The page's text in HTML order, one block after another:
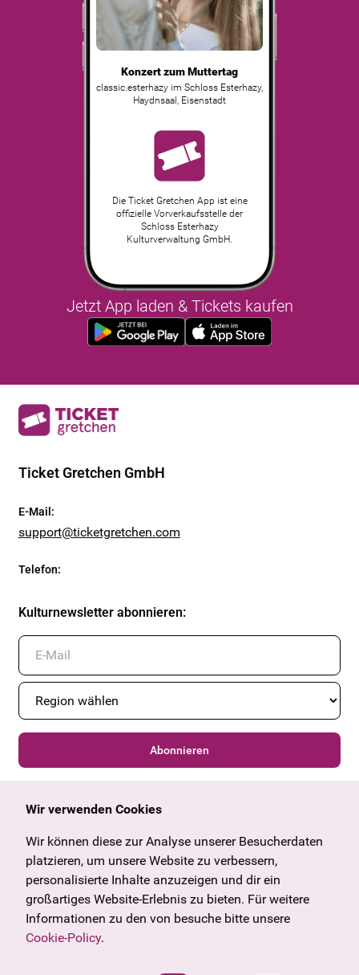
Konzert zum Muttertag
classic.esterhazy im Schloss Esterhazy,
Haydnsaal Eisenstadt
Die Ticket Gretchen App ist eine
offizielle Vorverkaufsstelle der
Schloss Esterhazy
Kulturverwaltung GmbH.
Jetzt App laden & Tickets kaufen
Ticket Gretchen GmbH
E-Mail :
support@ticketgretchen.com
Telefon:
Kulturnewsletter abonnieren:
Abonnieren
Allgemein
Angebote & News
U27
Geschenkgutschein
Häufige Fragen
Wien
Tirol
Vorarlberg
Burgenland
Salzburg
Wir verwenden Cookies
Wir können diese zur Analyse unserer Besucherdaten
platzieren, um unsere Website zu verbessern,
personalisierte Inhalte anzuzeigen und dir ein
großartiges Website-Erlebnis zu bieten. Für weitere
Informationen zu den von besuche bitte unsere
Cookie-Policy.